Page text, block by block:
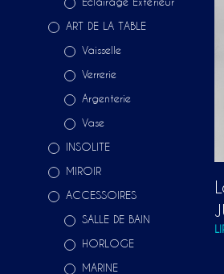
ART DE LA TABLE
Vaisselle
Verrerie
Argenterie
Vase
INSOLITE
MIROIR
ACCESSOIRES
SALLE DE BAIN
HORLOGE
MARINE